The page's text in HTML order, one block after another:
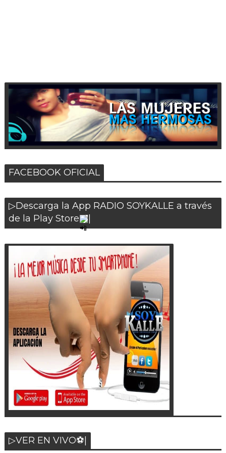
FACEBOOK OFICIAL
▷Descarga la App RADIO SOYKALLE a través
de la Play Store
▷VER EN VIVO⚽|